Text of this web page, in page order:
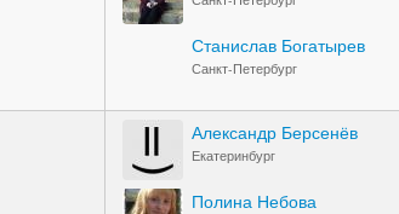
Станислав Богатырев
Санкт-Петербург
Александр Берсенёв
Екатеринбург
Полина Небова